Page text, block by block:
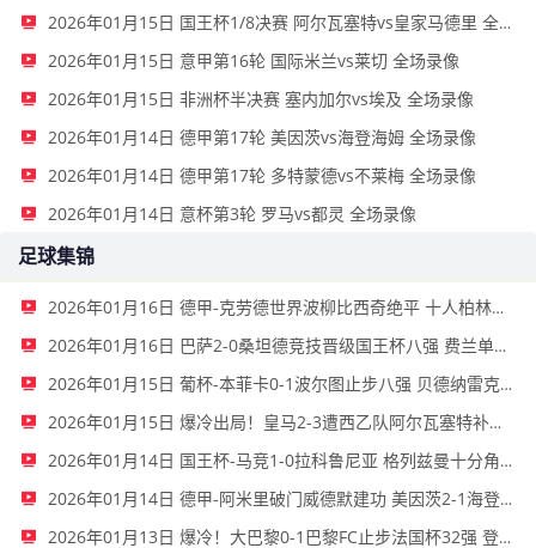
2026年01月15日 国王杯1/8决赛 阿尔瓦塞特vs皇家马德里 全场录像
2026年01月15日 意甲第16轮 国际米兰vs莱切 全场录像
2026年01月15日 非洲杯半决赛 塞内加尔vs埃及 全场录像
2026年01月14日 德甲第17轮 美因茨vs海登海姆 全场录像
2026年01月14日 德甲第17轮 多特蒙德vs不莱梅 全场录像
2026年01月14日 意杯第3轮 罗马vs都灵 全场录像
足球集锦
2026年01月16日 德甲-克劳德世界波柳比西奇绝平 十人柏林联合1-1奥格斯堡
2026年01月16日 巴萨2-0桑坦德竞技晋级国王杯八强 费兰单刀球破门亚马尔建功
2026年01月15日 葡杯-本菲卡0-1波尔图止步八强 贝德纳雷克制胜帕夫利季斯失良机
2026年01月15日 爆冷出局！皇马2-3遭西乙队阿尔瓦塞特补时绝杀 无缘国王杯8强
2026年01月14日 国王杯-马竞1-0拉科鲁尼亚 格列兹曼十分角任意球破门+远射中横梁
2026年01月14日 德甲-阿米里破门威德默建功 美因茨2-1海登海姆
2026年01月13日 爆冷！大巴黎0-1巴黎FC止步法国杯32强 登贝莱失单刀埃梅里中框